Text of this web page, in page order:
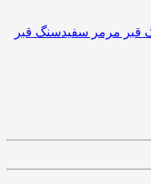
قبر مرمر سفیدسنگ قبر